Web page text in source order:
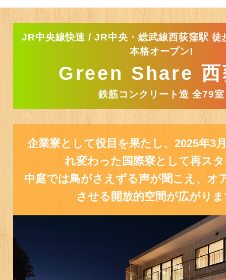
JR中央線快速 / JR中央・総武線西荻窪駅
本格オープン!
Green Share 西
鉄筋コンクリート造 全79室
企業寮として役目を果たし、2025年3
れ変わった国際寮として再ス
中庭では鳥がさえずる声が聞こえ、オ
させる開放的空間が広がり